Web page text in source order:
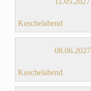
Kuschelabend
08.06.2027
Kuschelabend